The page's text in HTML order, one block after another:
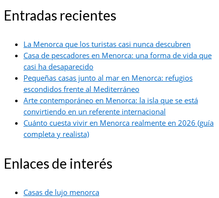
Entradas recientes
La Menorca que los turistas casi nunca descubren
Casa de pescadores en Menorca: una forma de vida que
casi ha desaparecido
Pequeñas casas junto al mar en Menorca: refugios
escondidos frente al Mediterráneo
Arte contemporáneo en Menorca: la isla que se está
convirtiendo en un referente internacional
Cuánto cuesta vivir en Menorca realmente en 2026 (guía
completa y realista)
Enlaces de interés
Casas de lujo menorca